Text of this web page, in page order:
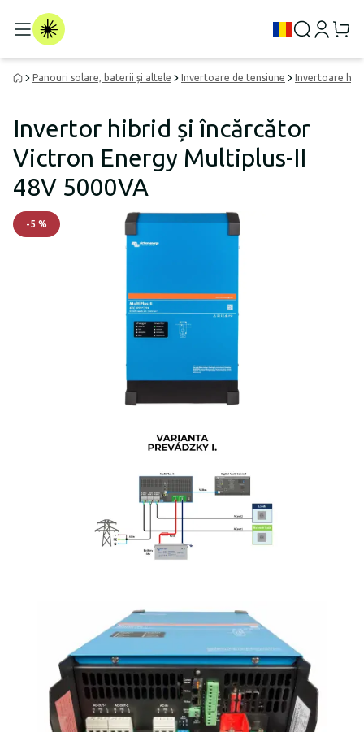
Panouri solare, baterii și altele Invertoare de tensiune Invertoare
Invertor hibrid și încărcător
Victron Energy Multiplus-II
48V 5000VA
-5 %